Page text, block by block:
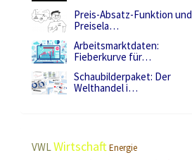
Preis-Absatz-Funktion und
Preisela…
Arbeitsmarktdaten:
Fieberkurve für…
Schaubilderpaket: Der
Welthandel i…
VWL Wirtschaft Energie